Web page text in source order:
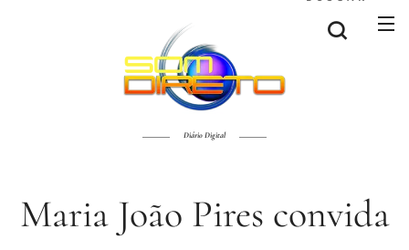
Diário Digital
Maria João Pires convida